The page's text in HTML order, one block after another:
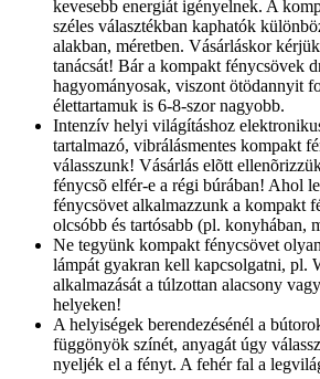
kevesebb energiát igényelnek. A
széles választékban kaphatók
alakban, méretben. Vásárláskor
tanácsát! Bár a kompakt fénycsövek
hagyományosak, viszont ötödannyit
élettartamuk is 6-8-szor nagyobb.
Intenzív helyi világításhoz
tartalmazó, vibrálásmentes kompakt
válasszunk! Vásárlás elõtt
fénycsõ elfér-e a régi búrában! Ahol
fénycsövet alkalmazzunk a kompakt
olcsóbb és tartósabb (pl. konyhában,
Ne tegyünk kompakt fénycsövet
lámpát gyakran kell kapcsolgatni, pl.
alkalmazását a túlzottan alacsony
helyeken!
A helyiségek berendezésénél a
függönyök színét, anyagát úgy
nyeljék el a fényt. A fehér fal a